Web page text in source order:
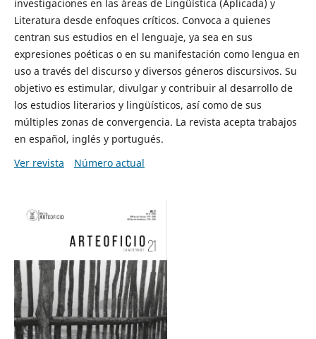
investigaciones en las áreas de Lingüística (Aplicada) y
Literatura desde enfoques críticos. Convoca a quienes
centran sus estudios en el lenguaje, ya sea en sus
expresiones poéticas o en su manifestación como lengua en
uso a través del discurso y diversos géneros discursivos. Su
objetivo es estimular, divulgar y contribuir al desarrollo de
los estudios literarios y lingüísticos, así como de sus
múltiples zonas de convergencia. La revista acepta trabajos
en español, inglés y portugués.
Ver revista
Número actual